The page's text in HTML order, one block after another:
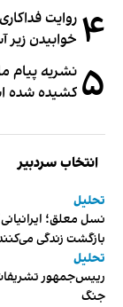
۴ خوابیدن زیر
۵ نشریه پیام
کشیده شده
انتخاب سردبیر
تحلیل
نسل معلق؛
بازگشت زندگی
تحلیل
رییس‌جمهور
جنگ